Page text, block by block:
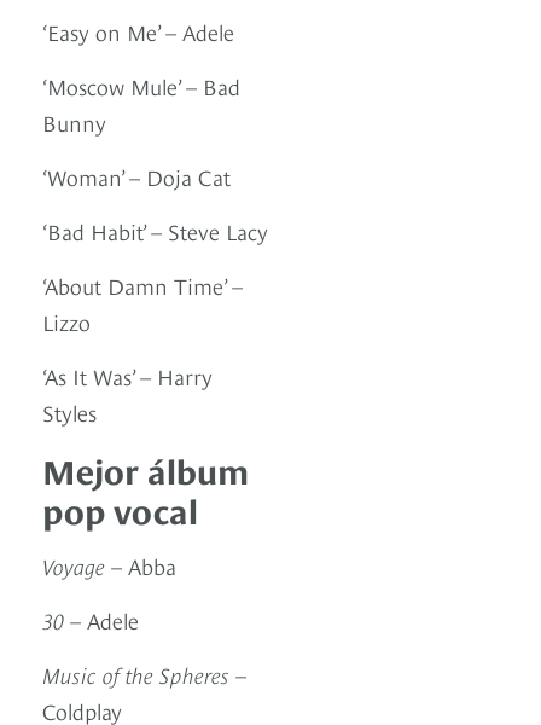
‘Easy on Me’ – Adele
‘Moscow Mule’ – Bad
Bunny
‘Woman’ – Doja Cat
‘Bad Habit’ – Steve Lacy
‘About Damn Time’ –
Lizzo
‘As It Was’ – Harry
Styles
Mejor álbum
pop vocal
Voyage – Abba
30 – Adele
Music of the Spheres –
Coldplay